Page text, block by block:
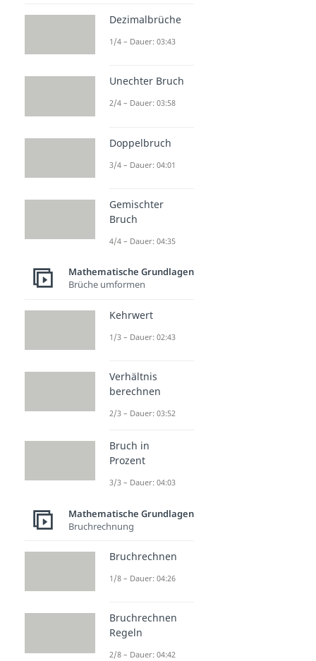
Dezimalbrüche
1/4 – Dauer: 03:43
Unechter Bruch
2/4 – Dauer: 03:58
Doppelbruch
3/4 – Dauer: 04:01
Gemischter
Bruch
4/4 – Dauer: 04:35
Mathematische Grundlagen
Brüche umformen
Kehrwert
1/3 – Dauer: 02:43
Verhältnis
berechnen
2/3 – Dauer: 03:52
Bruch in
Prozent
3/3 – Dauer: 04:03
Mathematische Grundlagen
Bruchrechnung
Bruchrechnen
1/8 – Dauer: 04:26
Bruchrechnen
Regeln
2/8 – Dauer: 04:42